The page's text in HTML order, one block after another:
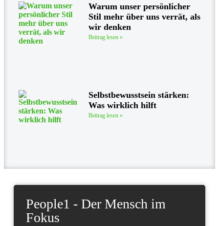
Warum unser persönlicher
Stil mehr über uns verrät, als
wir denken
Beitrag lesen »
Selbstbewusstsein stärken:
Was wirklich hilft
Beitrag lesen »
People1 - Der Mensch im
Fokus